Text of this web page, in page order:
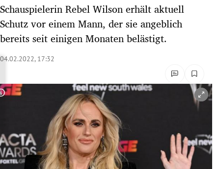
Untermenü
Untermenü
Untermenü
Untermenü
Untermenü
Untermenü
Schauspielerin Rebel Wilson erhält aktuell
Schutz vor einem Mann, der sie angeblich
bereits seit einigen Monaten belästigt.
04.02.2022, 17:32
Copyright-Hinweis öffnen/schließen